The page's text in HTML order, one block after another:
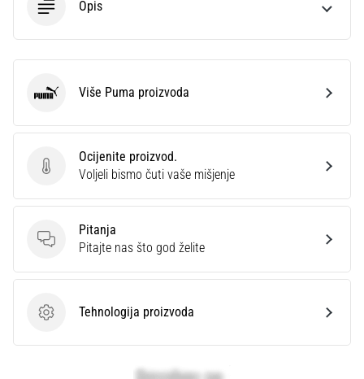
Opis
Ocijenite proizvod.
Ocijenite proizvod.
Voljeli bismo čuti vaše mišjenje
Pitanja
Pitanja
Pitajte nas što god želite
Tehnologija proizvoda
Tehnologija proizvoda
Puma Više Puma proizvoda